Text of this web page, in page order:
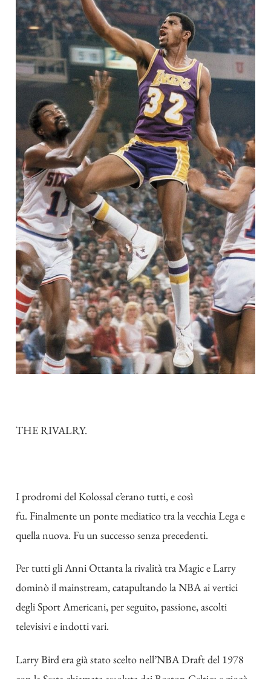
THE RIVALRY.
I prodromi del Kolossal c’erano tutti, e così
fu. Finalmente un ponte mediatico tra la vecchia Lega e
quella nuova. Fu un successo senza precedenti.
Per tutti gli Anni Ottanta la rivalità tra Magic e Larry
dominò il mainstream, catapultando la NBA ai vertici
degli Sport Americani, per seguito, passione, ascolti
televisivi e indotti vari.
Larry Bird era già stato scelto nell’NBA Draft del 1978